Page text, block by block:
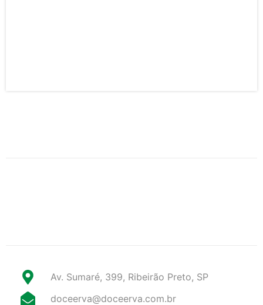
Av. Sumaré, 399, Ribeirão Preto, SP
doceerva@doceerva.com.br